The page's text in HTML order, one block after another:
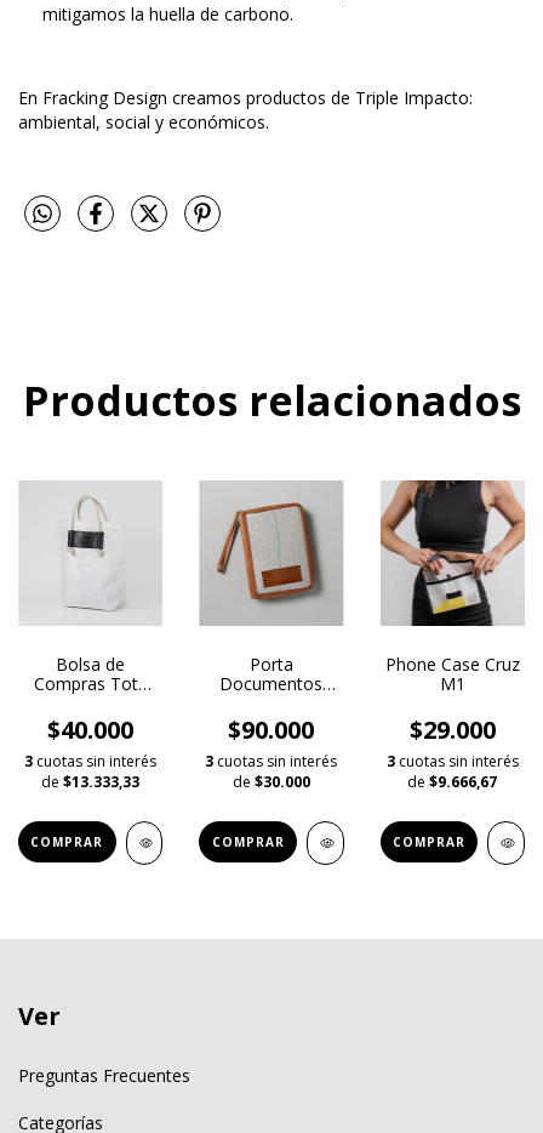
mitigamos la huella de carbono.
En Fracking Design creamos productos de Triple Impacto:
ambiental, social y económicos.
Productos relacionados
Bolsa de
Compras Tote
$40.000
3 cuotas sin interés
de$13.333,33
COMPRAR
Porta
Documentos
$90.000
3 cuotas sin interés
de $30.000
COMPRAR
Phone Case Cruz
M1
$29.000
3 cuotas sin interés
de$9.666,67
COMPRAR
Ver
Preguntas Frecuentes
Categorías